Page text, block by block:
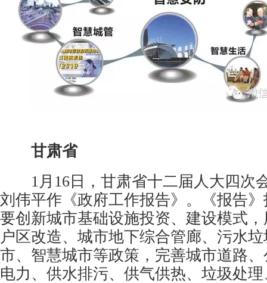
甘肃省
1月16日，甘肃省十二届人大四次
刘伟平作《政府工作报告》。《报告
要创新城市基础设施投资、建设模式
户区改造、城市地下综合管廊、污水
市、智慧城市等政策，完善城市道路
电力、供水排污、供气供热、垃圾处